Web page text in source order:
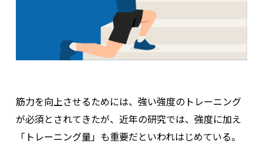
筋力を向上させるためには、強い強度のトレーニング
が必須とされてきたが、近年の研究では、強度に加え
「トレーニング量」も重要だといわれはじめている。